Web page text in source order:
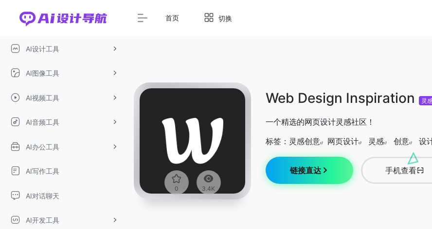
AI设计工具
AI图像工具
AI视频工具
AI音频工具
AI办公工具
AI写作工具
AI对话聊天
AI开发工具
首页 切换
0 3.4K
Web Design Inspiration 灵
一个精选的网页设计灵感社区！
标签： 灵感创意 网页设计 灵感 创意 设
链接直达 手机查看